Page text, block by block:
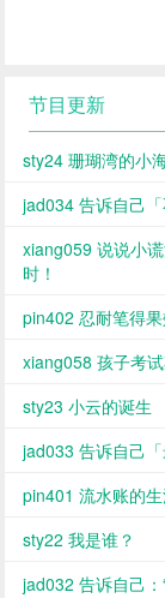
节目更新
sty24 珊瑚湾的小
jad034 告诉自己
xiang059 说说小
时！
pin402 忍耐笔得
xiang058 孩子考
sty23 小云的诞生
jad033 告诉自己「
pin401 流水账的
sty22 我是谁？
jad032 告诉自己